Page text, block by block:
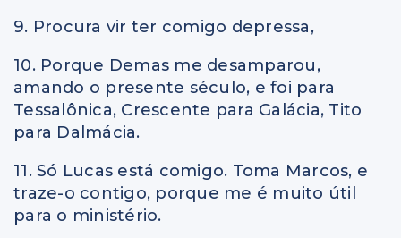
9. Procura vir ter comigo depressa,
10. Porque Demas me desamparou,
amando o presente século, e foi para
Tessalônica, Crescente para Galácia, Tito
para Dalmácia.
11. Só Lucas está comigo. Toma Marcos, e
traze-o contigo, porque me é muito útil
para o ministério.